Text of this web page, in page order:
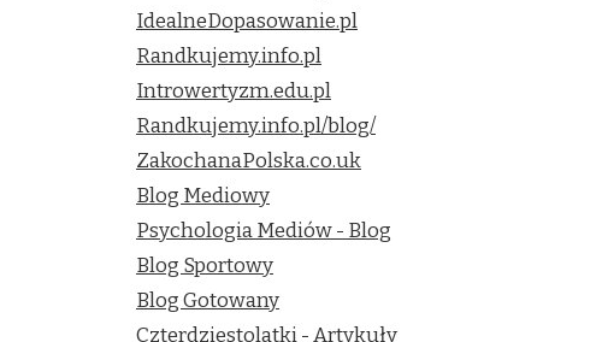
IdealneDopasowanie.pl
Randkujemy.info.pl
Introwertyzm.edu.pl
Randkujemy.info.pl/blog/
ZakochanaPolska.co.uk
Blog Mediowy
Psychologia Mediów - Blog
Blog Sportowy
Blog Gotowany
Czterdziestolatki - Artykuły